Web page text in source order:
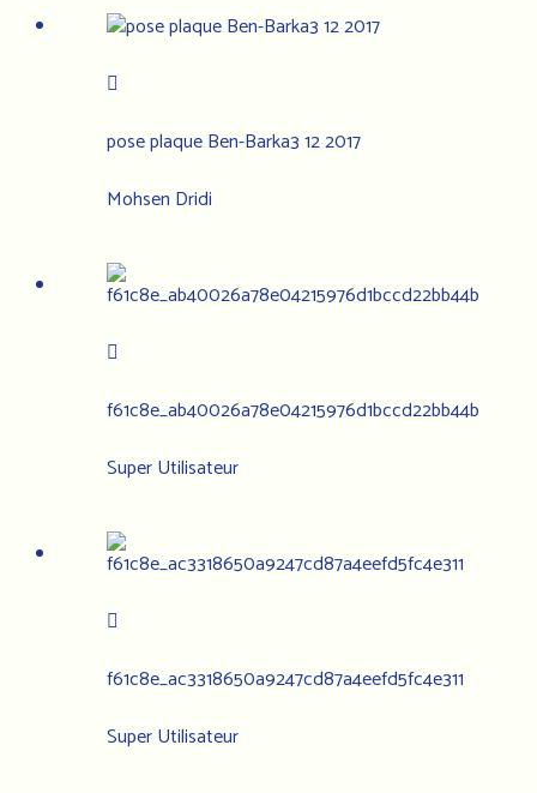
pose plaque Ben-Barka3 12 2017
Mohsen Dridi
f61c8e_ab40026a78e04215976d1bccd22bb44b
Super Utilisateur
f61c8e_ac3318650a9247cd87a4eefd5fc4e311
Super Utilisateur